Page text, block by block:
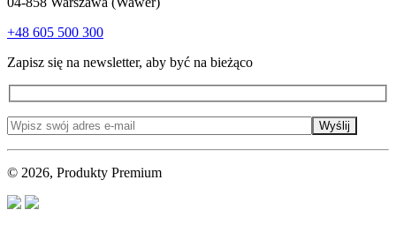
+48 605 500 300
Zapisz się na newsletter, aby być na bieżąco
Wyślij
© 2026, Produkty Premium